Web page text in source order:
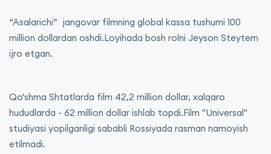
“Asalarichi” jangovar filmning global kassa tushumi 100
million dollardan oshdi.Loyihada bosh rolni Jeyson Steytem
ijro etgan.
Qo'shma Shtatlarda film 42,2 million dollar, xalqaro
hududlarda - 62 million dollar ishlab topdi.Film "Universal"
studiyasi yopilganligi sababli Rossiyada rasman namoyish
etilmadi.